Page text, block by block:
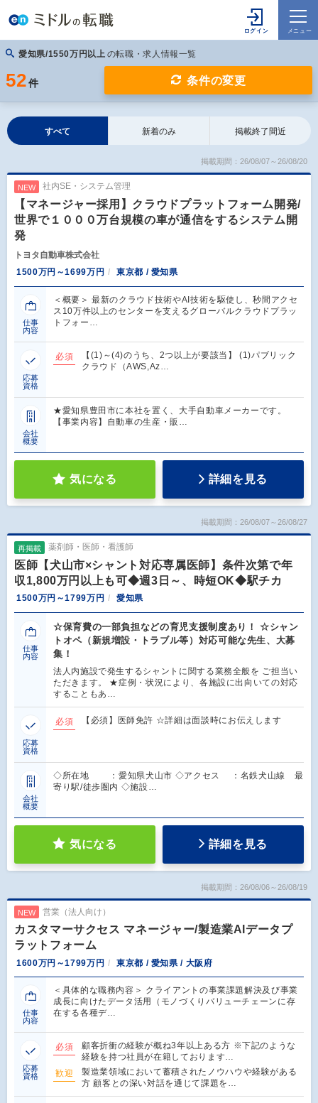
愛知県/1550万円以上 の転職・求人情報一覧
52 件 条件の変更
すべて 新着のみ 掲載終了間近
掲載期間：26/08/07～26/08/20
NEW 社内SE・システム管理
【マネージャー採用】クラウドプラットフォーム開発/
世界で１０００万台規模の車が通信をするシステム開
発
トヨタ自動車株式会社
1500万円～1699万円
東京都 / 愛知県
仕事
内容
＜概要＞ 最新のクラウド技術やAI技術を駆使し、秒間アクセ
ス10万件以上のセンターを支えるグローバルクラウドプラッ
トフォー…
応募
資格
必須
【(1)～(4)のうち、2つ以上が要該当】 (1)パブリック
クラウド（AWS,Az…
会社
概要
★愛知県豊田市に本社を置く、大手自動車メーカーです。
【事業内容】自動車の生産・販…
気になる 詳細を見る
掲載期間：26/08/07～26/08/27
再掲載 薬剤師・医師・看護師
医師【犬山市×シャント対応専属医師】条件次第で年
収1,800万円以上も可◆週3日～、時短OK◆駅チカ
1500万円～1799万円 愛知県
仕事
内容
☆保育費の一部負担などの育児支援制度あり！ ☆シャン
トオペ（新規増設・トラブル等）対応可能な先生、大募
集！
法人内施設で発生するシャントに関する業務全般を ご担当い
ただきます。 ★症例・状況により、各施設に出向いての対応
することもあ…
応募
資格
必須 【必須】医師免許 ☆詳細は面談時にお伝えします
会社
概要
◇所在地 ：愛知県犬山市 ◇アクセス ：名鉄犬山線 最
寄り駅/徒歩圏内 ◇施設…
気になる 詳細を見る
掲載期間：26/08/06～26/08/19
NEW 営業（法人向け）
カスタマーサクセス マネージャー/製造業AIデータプ
ラットフォーム
1600万円～1799万円 東京都 / 愛知県 / 大阪府
仕事
内容
＜具体的な職務内容＞ クライアントの事業課題解決及び事業
成長に向けたデータ活用（モノづくりバリューチェーンに存
在する各種デ…
応募
資格
必須
顧客折衝の経験が概ね3年以上ある方 ※下記のような
経験を持つ社員が在籍しております…
歓迎
製造業領域において蓄積されたノウハウや経験がある
方 顧客との深い対話を通じて課題を…